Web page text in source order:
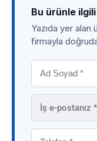
Bu ürünle
Yazıda yer alan
firmayla